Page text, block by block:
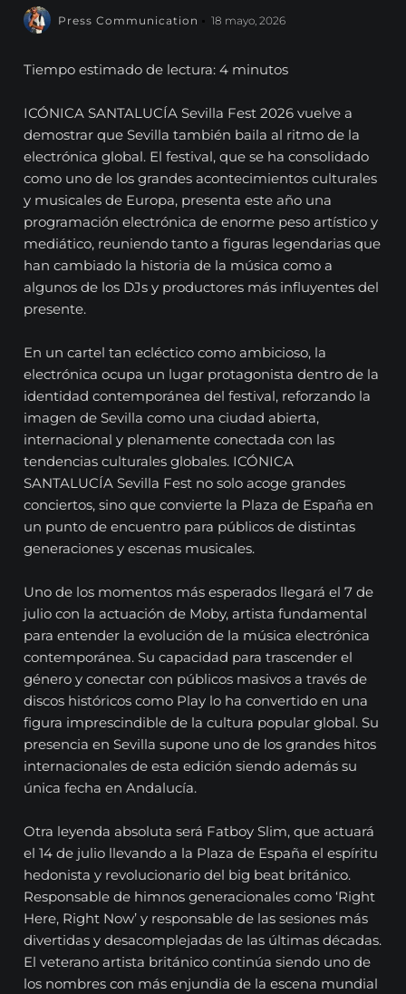
Press Communication 18 mayo, 2026
Tiempo estimado de lectura: 4 minutos
ICÓNICA SANTALUCÍA Sevilla Fest 2026 vuelve a
demostrar que Sevilla también baila al ritmo de la
electrónica global. El festival, que se ha consolidado
como uno de los grandes acontecimientos culturales
y musicales de Europa, presenta este año una
programación electrónica de enorme peso artístico y
mediático, reuniendo tanto a figuras legendarias que
han cambiado la historia de la música como a
algunos de los DJs y productores más influyentes del
presente.
En un cartel tan ecléctico como ambicioso, la
electrónica ocupa un lugar protagonista dentro de la
identidad contemporánea del festival, reforzando la
imagen de Sevilla como una ciudad abierta,
internacional y plenamente conectada con las
tendencias culturales globales. ICÓNICA
SANTALUCÍA Sevilla Fest no solo acoge grandes
conciertos, sino que convierte la Plaza de España en
un punto de encuentro para públicos de distintas
generaciones y escenas musicales.
Uno de los momentos más esperados llegará el 7 de
julio con la actuación de Moby, artista fundamental
para entender la evolución de la música electrónica
contemporánea. Su capacidad para trascender el
género y conectar con públicos masivos a través de
discos históricos como Play lo ha convertido en una
figura imprescindible de la cultura popular global. Su
presencia en Sevilla supone uno de los grandes hitos
internacionales de esta edición siendo además su
única fecha en Andalucía.
Otra leyenda absoluta será Fatboy Slim, que actuará
el 14 de julio llevando a la Plaza de España el espíritu
hedonista y revolucionario del big beat británico.
Responsable de himnos generacionales como ‘Right
Here, Right Now’ y responsable de las sesiones más
divertidas y desacomplejadas de las últimas décadas.
El veterano artista británico continúa siendo uno de
los nombres con más enjundia de la escena mundial